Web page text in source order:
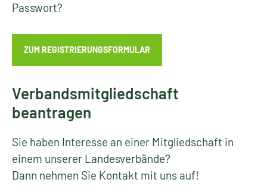
Passwort?
ZUM REGISTRIERUNGSFORMULAR
Verbandsmitgliedschaft
beantragen
Sie haben Interesse an einer Mitgliedschaft in
einem unserer Landesverbände?
Dann nehmen Sie Kontakt mit uns auf!